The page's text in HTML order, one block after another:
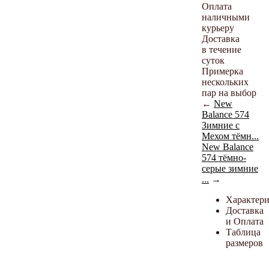
Оплата
наличными
курьеру
Доставка
в течение
суток
Примерка
нескольких
пар на выбор
← New
Balance 574
Зимние с
Мехом тёмн...
New Balance
574 тёмно-
серые зимние
... →
Доставка
и Оплата
Таблица
размеров